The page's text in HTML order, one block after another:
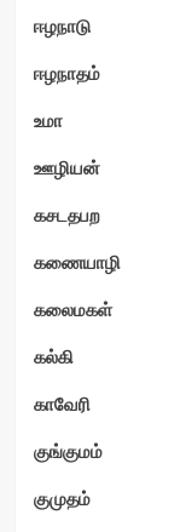
ஈழநாடு
ஈழநாதம்
உமா
ஊழியன்
கசடதபற
கணையாழி
கலைமகள்
கல்கி
காவேரி
குங்குமம்
குமுதம்